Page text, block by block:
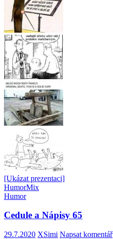
[Ukázat prezentaci]
HumorMix
Humor
Cedule a Nápisy 65
29.7.2020 XSimi Napsat komentář